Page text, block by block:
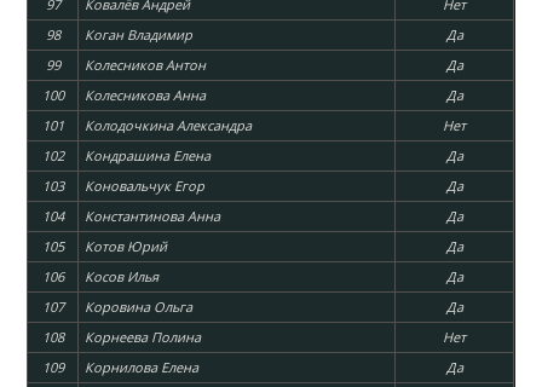
97
Ковалёв Андрей
Нет
98
Коган Владимир
Да
99
Колесников Антон
Да
100
Колесникова Анна
Да
101
Колодочкина Александра
Нет
102
Кондрашина Елена
Да
103
Коновальчук Егор
Да
104
Константинова Анна
Да
105
Котов Юрий
Да
106
Косов Илья
Да
107
Коровина Ольга
Да
108
Корнеева Полина
Нет
109
Корнилова Елена
Да